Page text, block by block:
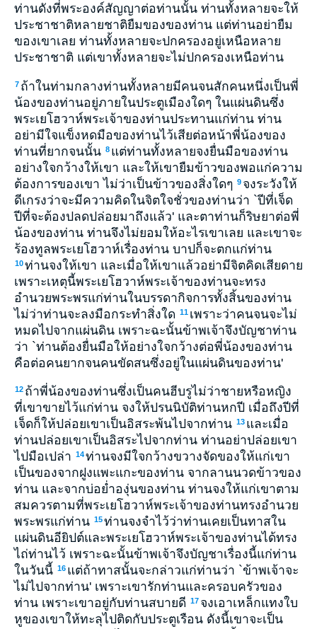
ท่านดังที่พระองค์สัญญาต่อท่านนั้น ท่านทั้งหลายจะให้
ประชาชาติหลายชาติยืมของของท่าน แต่ท่านอย่ายืม
ของเขาเลย ท่านทั้งหลายจะปกครองอยู่เหนือหลาย
ประชาชาติ แต่เขาทั้งหลายจะไม่ปกครองเหนือท่าน
7 ถ้าในท่ามกลางท่านทั้งหลายมีคนจนสักคนหนึ่งเป็นพี่
น้องของท่านอยู่ภายในประตูเมืองใดๆ ในแผ่นดินซึ่ง
พระเยโฮวาห์พระเจ้าของท่านประทานแก่ท่าน ท่าน
อย่ามีใจแข็งหดมือของท่านไว้เสียต่อหน้าพี่น้องของ
ท่านที่ยากจนนั้น 8 แต่ท่านทั้งหลายจงยื่นมือของท่าน
อย่างใจกว้างให้เขา และให้เขายืมข้าวของพอแก่ความ
ต้องการของเขา ไม่ว่าเป็นข้าวของสิ่งใดๆ 9 จงระวังให้
ดีเกรงว่าจะมีความคิดในจิตใจชั่วของท่านว่า `ปีที่เจ็ด
ปีที่จะต้องปลดปล่อยมาถึงแล้ว' และตาท่านก็ริษยาต่อพี่
น้องของท่าน ท่านจึงไม่ยอมให้อะไรเขาเลย และเขาจะ
ร้องทูลพระเยโฮวาห์เรื่องท่าน บาปก็จะตกแก่ท่าน
10ท่านจงให้เขา และเมื่อให้เขาแล้วอย่ามีจิตคิดเสียดาย
เพราะเหตุนี้พระเยโฮวาห์พระเจ้าของท่านจะทรง
อำนวยพระพรแก่ท่านในบรรดากิจการทั้งสิ้นของท่าน
ไม่ว่าท่านจะลงมือกระทำสิ่งใด 11 เพราะว่าคนจนจะไม่
หมดไปจากแผ่นดิน เพราะฉะนั้นข้าพเจ้าจึงบัญชาท่าน
ว่า `ท่านต้องยื่นมือให้อย่างใจกว้างต่อพี่น้องของท่าน
คือต่อคนยากจนคนขัดสนซึ่งอยู่ในแผ่นดินของท่าน'
12 ถ้าพี่น้องของท่านซึ่งเป็นคนฮีบรูไม่ว่าชายหรือหญิง
ที่เขาขายไว้แก่ท่าน จงให้ปรนนิบัติท่านหกปี เมื่อถึงปีที่
เจ็ดก็ให้ปล่อยเขาเป็นอิสระพ้นไปจากท่าน 13 และเมื่อ
ท่านปล่อยเขาเป็นอิสระไปจากท่าน ท่านอย่าปล่อยเขา
ไปมือเปล่า 14ท่านจงมีใจกว้างขวางจัดของให้แก่เขา
เป็นของจากฝูงแพะแกะของท่าน จากลานนวดข้าวของ
ท่าน และจากบ่อย่ำองุ่นของท่าน ท่านจงให้แก่เขาตาม
สมควรตามที่พระเยโฮวาห์พระเจ้าของท่านทรงอำนวย
พระพรแก่ท่าน 15ท่านจงจำไว้ว่าท่านเคยเป็นทาสใน
แผ่นดินอียิปต์และพระเยโฮวาห์พระเจ้าของท่านได้ทรง
ไถ่ท่านไว้ เพราะฉะนั้นข้าพเจ้าจึงบัญชาเรื่องนี้แก่ท่าน
ในวันนี้ 16 แต่ถ้าทาสนั้นจะกล่าวแก่ท่านว่า `ข้าพเจ้าจะ
ไม่ไปจากท่าน' เพราะเขารักท่านและครอบครัวของ
ท่าน เพราะเขาอยู่กับท่านสบายดี 17 จงเอาเหล็กแทงใบ
หูของเขาให้ทะลุไปติดกับประตูเรือน ดังนี้เขาจะเป็น